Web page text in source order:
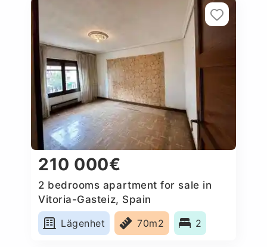
210 000€
2 bedrooms apartment for sale in
Vitoria-Gasteiz, Spain
Lägenhet
70m2 2